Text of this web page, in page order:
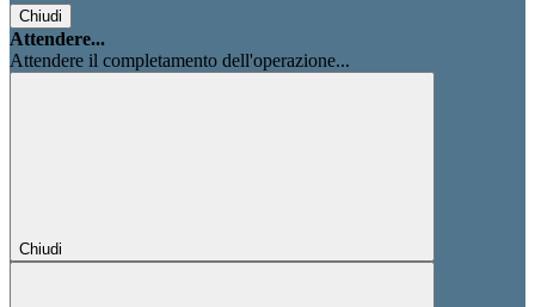
Chiudi
Attendere...
Attendere il completamento dell'operazione...
Chiudi